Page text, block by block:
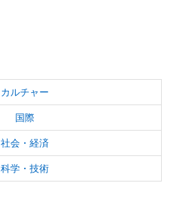
カルチャー
国際
社会・経済
科学・技術